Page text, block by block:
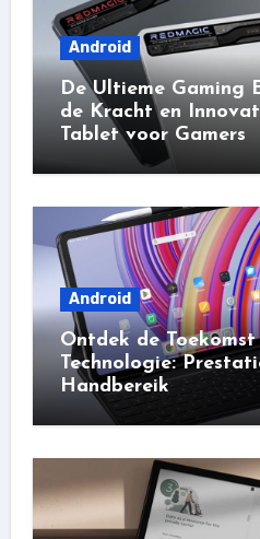
Android
De Ultieme Gaming
de Kracht en
Tablet voor Gamers
Android
Ontdek de
Technologie:
Handbereik